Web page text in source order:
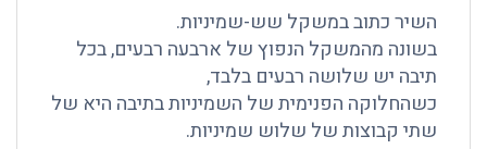
השיר כתוב במשקל שש-שמיניות.
בשונה מהמשקל הנפוץ של ארבעה רבעים, בכל
תיבה יש שלושה רבעים בלבד,
כשהחלוקה הפנימית של השמיניות בתיבה היא של
שתי קבוצות של שלוש שמיניות.